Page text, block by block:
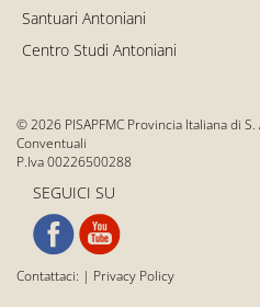
Santuari Antoniani
Centro Studi Antoniani
© 2026 PISAPFMC Provincia Italiana di
Conventuali
P.Iva 00226500288
SEGUICI SU
Contattaci: | Privacy Policy